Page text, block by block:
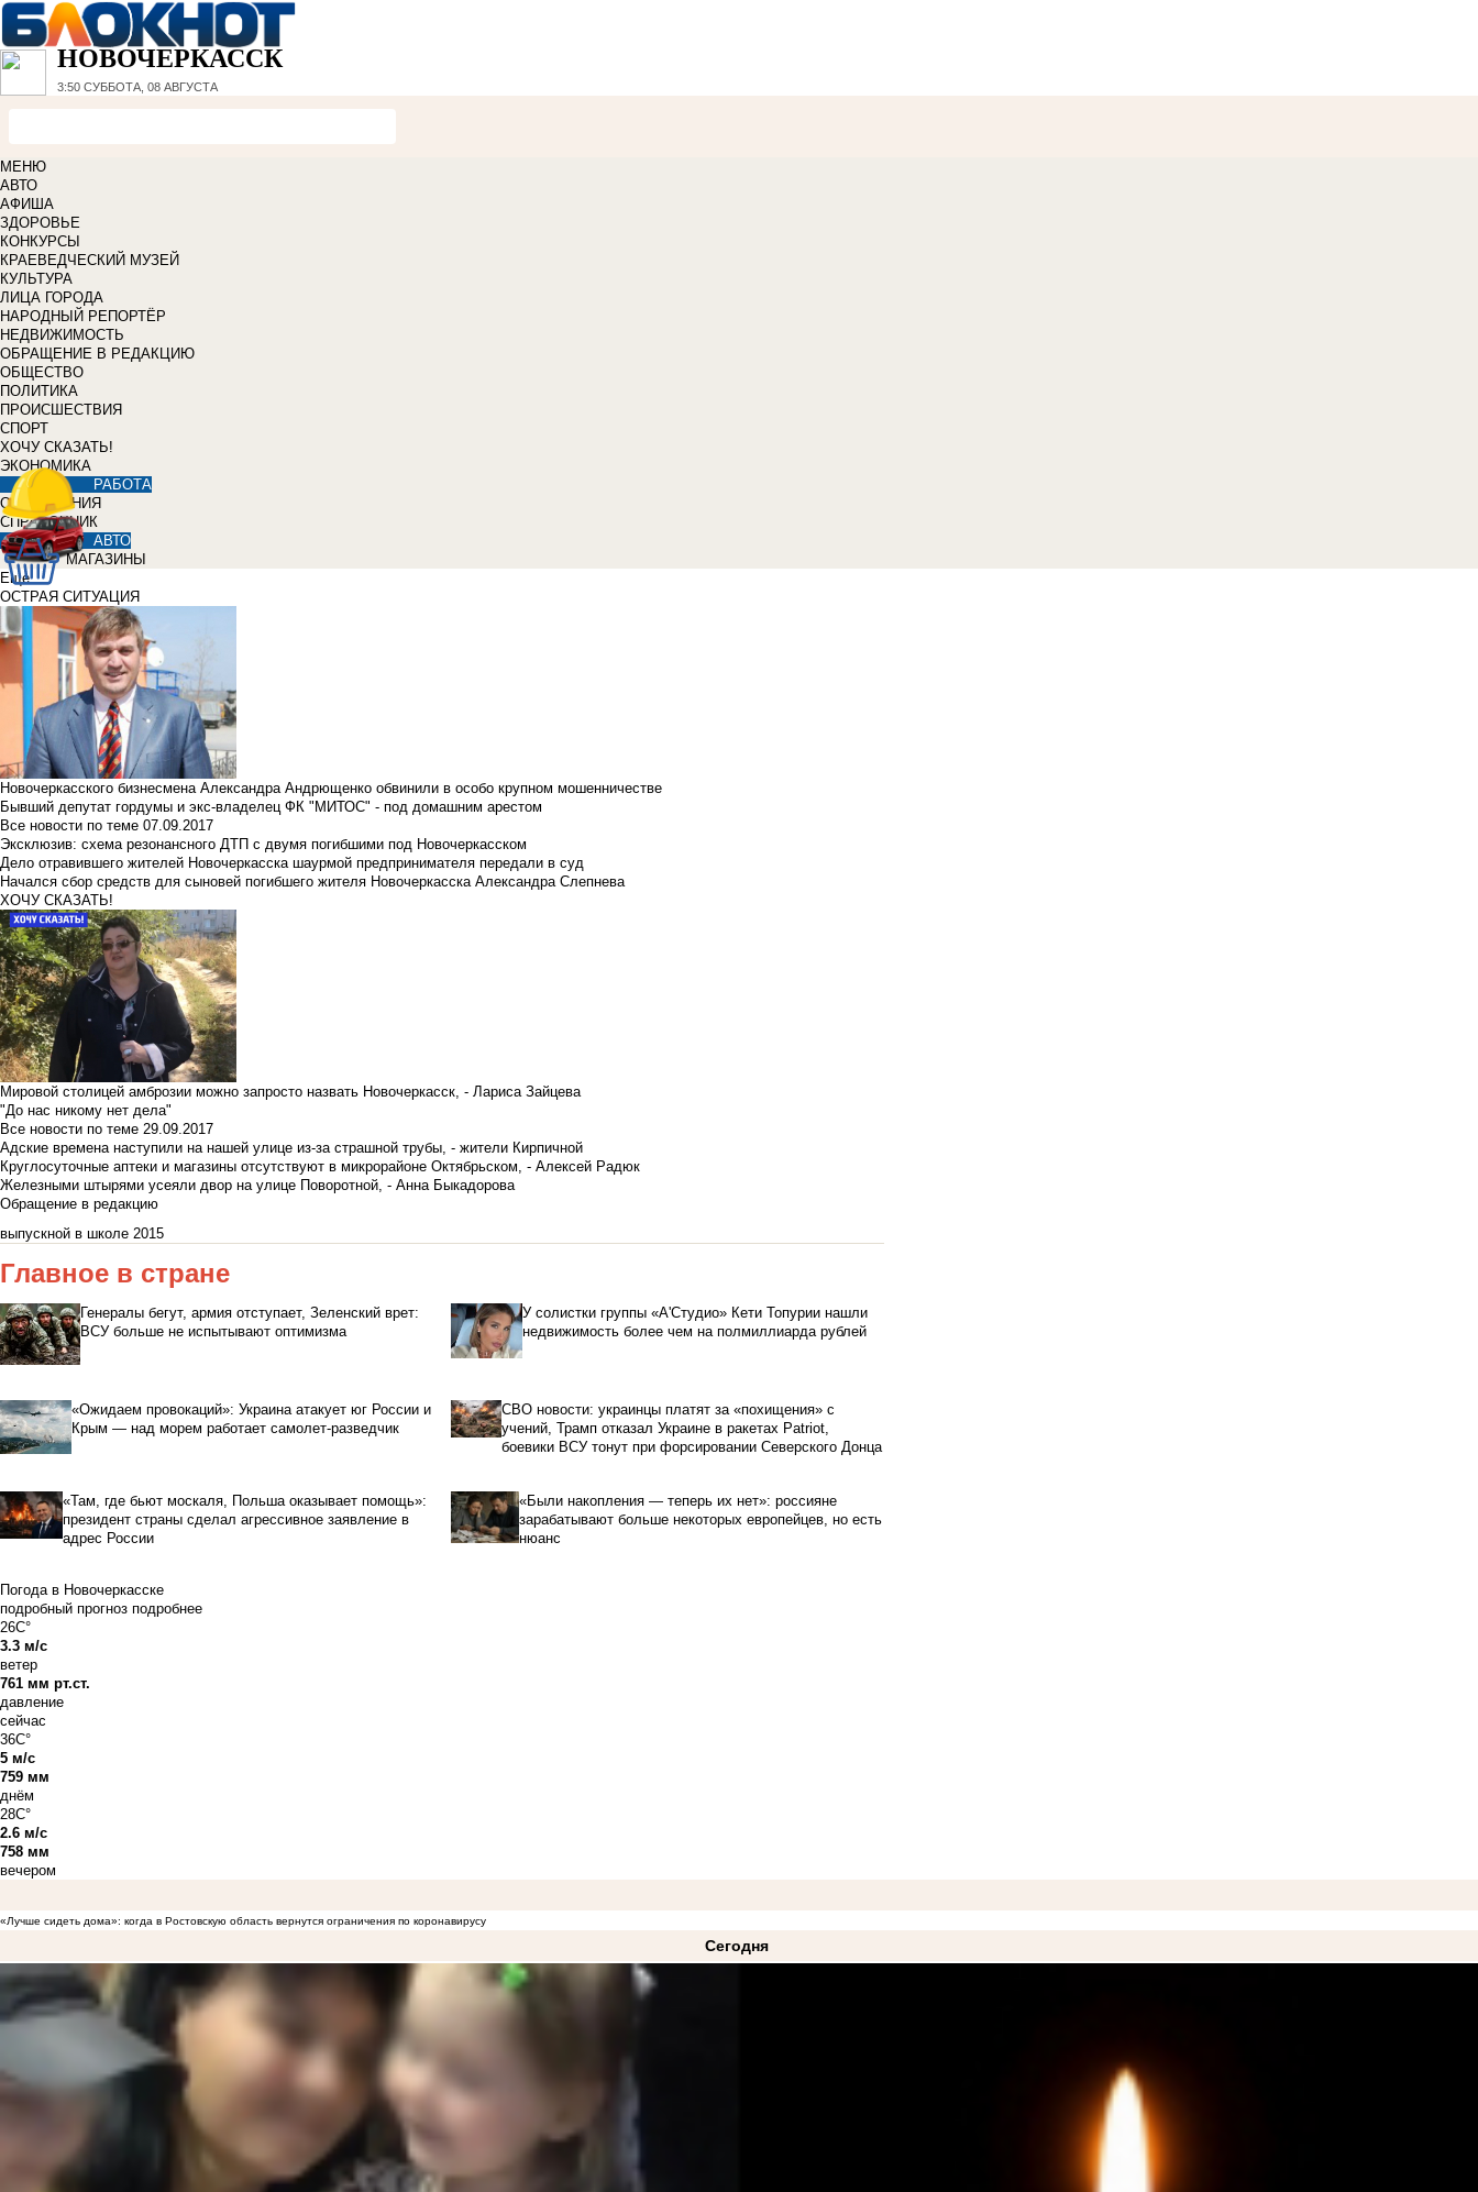
НОВОЧЕРКАССК
3:50 СУББОТА, 08 АВГУСТА
МЕНЮ
АВТО
АФИША
ЗДОРОВЬЕ
КОНКУРСЫ
КРАЕВЕДЧЕСКИЙ МУЗЕЙ
КУЛЬТУРА
ЛИЦА ГОРОДА
НАРОДНЫЙ РЕПОРТЁР
НЕДВИЖИМОСТЬ
ОБРАЩЕНИЕ В РЕДАКЦИЮ
ОБЩЕСТВО
ПОЛИТИКА
ПРОИСШЕСТВИЯ
СПОРТ
ХОЧУ СКАЗАТЬ!
ЭКОНОМИКА
РАБОТА
ОБЪЯВЛЕНИЯ
СПРАВОЧНИК
АВТО
МАГАЗИНЫ
Еще
ОСТРАЯ СИТУАЦИЯ
Новочеркасского бизнесмена Александра Андрющенко обвинили в особо крупном мошенничестве
Бывший депутат гордумы и экс-владелец ФК "МИТОС" - под домашним арестом
Все новости по теме 07.09.2017
Эксклюзив: схема резонансного ДТП с двумя погибшими под Новочеркасском
Дело отравившего жителей Новочеркасска шаурмой предпринимателя передали в суд
Начался сбор средств для сыновей погибшего жителя Новочеркасска Александра Слепнева
ХОЧУ СКАЗАТЬ!
Мировой столицей амброзии можно запросто назвать Новочеркасск, - Лариса Зайцева
"До нас никому нет дела"
Все новости по теме 29.09.2017
Адские времена наступили на нашей улице из-за страшной трубы, - жители Кирпичной
Круглосуточные аптеки и магазины отсутствуют в микрорайоне Октябрьском, - Алексей Радюк
Железными штырями усеяли двор на улице Поворотной, - Анна Быкадорова
Обращение в редакцию
выпускной в школе 2015
Главное в стране
Генералы бегут, армия отступает, Зеленский врет:
ВСУ больше не испытывают оптимизма
У солистки группы «А'Студио» Кети Топурии нашли
недвижимость более чем на полмиллиарда рублей
«Ожидаем провокаций»: Украина атакует юг России и
Крым — над морем работает самолет-разведчик
СВО новости: украинцы платят за «похищения» с
учений, Трамп отказал Украине в ракетах Patriot,
боевики ВСУ тонут при форсировании Северского Донца
«Там, где бьют москаля, Польша оказывает помощь»:
президент страны сделал агрессивное заявление в
адрес России
«Были накопления — теперь их нет»: россияне
зарабатывают больше некоторых европейцев, но есть
нюанс
Погода в Новочеркасске
подробный прогноз подробнее
26C°
3.3 м/с
ветер
761 мм рт.ст.
давление
сейчас
36C°
5 м/с
759 мм
днём
28C°
2.6 м/с
758 мм
вечером
«Лучше сидеть дома»: когда в Ростовскую область вернутся ограничения по коронавирусу
Сегодня